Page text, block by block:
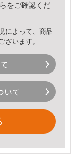
をご確認くだ
によって、商品
ざいます。
いて